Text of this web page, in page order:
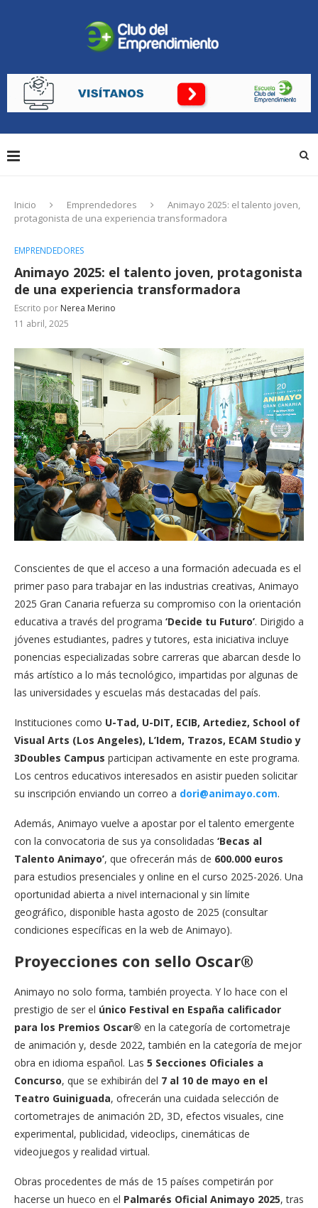
Inicio Emprendedores
Animayo 2025: el talento joven,
protagonista de una experiencia transformadora
EMPRENDEDORES
Animayo 2025: el talento joven, protagonista
de una experiencia transformadora
Escrito por Nerea Merino
11 abril, 2025
Conscientes de que el acceso a una formación adecuada es el
primer paso para trabajar en las industrias creativas, Animayo
2025 Gran Canaria refuerza su compromiso con la orientación
educativa a través del programa ‘Decide tu Futuro’. Dirigido a
jóvenes estudiantes, padres y tutores, esta iniciativa incluye
ponencias especializadas sobre carreras que abarcan desde lo
más artístico a lo más tecnológico, impartidas por algunas de
las universidades y escuelas más destacadas del país.
Instituciones como U-Tad, U-DIT, ECIB, Artediez, School of
Visual Arts (Los Angeles), L’Idem, Trazos, ECAM Studio y
3Doubles Campus participan activamente en este programa.
Los centros educativos interesados en asistir pueden solicitar
su inscripción enviando un correo a dori@animayo.com.
Además, Animayo vuelve a apostar por el talento emergente
con la convocatoria de sus ya consolidadas ‘Becas al
Talento Animayo’, que ofrecerán más de 600.000 euros
para estudios presenciales y online en el curso 2025-2026. Una
oportunidad abierta a nivel internacional y sin límite
geográfico, disponible hasta agosto de 2025 (consultar
condiciones específicas en la web de Animayo).
Proyecciones con sello Oscar®
Animayo no solo forma, también proyecta. Y lo hace con el
prestigio de ser el único Festival en España calificador
para los Premios Oscar® en la categoría de cortometraje
de animación y, desde 2022, también en la categoría de mejor
obra en idioma español. Las 5 Secciones Oficiales a
Concurso, que se exhibirán del 7 al 10 de mayo en el
Teatro Guiniguada, ofrecerán una cuidada selección de
cortometrajes de animación 2D, 3D, efectos visuales, cine
experimental, publicidad, videoclips, cinemáticas de
videojuegos y realidad virtual.
Obras procedentes de más de 15 países competirán por
hacerse un hueco en el Palmarés Oficial Animayo 2025, tras